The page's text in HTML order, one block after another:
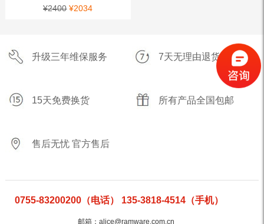
¥2400 ¥2034
升级三年维保服务 7天无理由退货
15天免费换货 所有产品全国包邮
售后无忧 官方售后
0755-83200200（电话） 135-3818-4514（手机）
邮箱：alice@ramware.com.cn